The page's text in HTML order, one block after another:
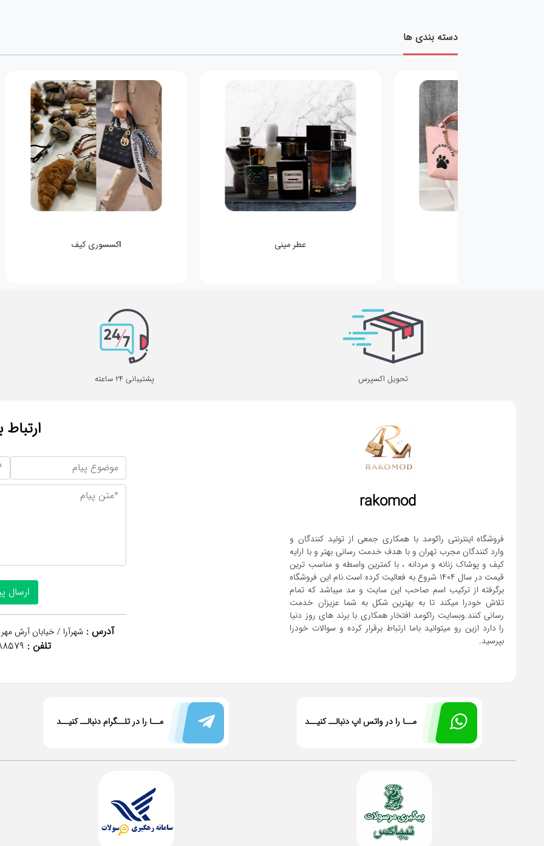
دسته بندی ها
عطر مینی اکسسوری کیف
تحویل اکسپرس پشتیبانی 24 ساعته
rakomod
فروشگاه اینترنتی راکومد با همکاری جمعی از تولید کنندگان و
وارد کنندگان مجرب تهران و با هدف خدمت رسانی بهتر و با ارایه
کیف و پوشاک زنانه و مردانه ، با کمترین واسطه و مناسب ترین
قیمت در سال 1404 شروع به فعالیت کرده است.نام این فروشگاه
برگرفته از ترکیب اسم صاحب این سایت و مد میباشد که تمام
تلاش خودرا میکند تا به بهترین شکل به شما عزیزان خدمت
رسانی کنند.وبسایت راکومد افتخار همکاری با برند های روز دنیا
را دارد ازین رو میتوانید باما ارتباط برقرار کرده و سوالات خودرا
بپرسید.
ارتباط
آدرس : شهرآرا / خیابان آرش
تلفن :
مــا را در واتس اپ دنبالــ کنیــد مــا را در تلــگرام دنبالــ کنیــد